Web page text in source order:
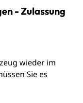
- Zulassung
wieder im
Sie es